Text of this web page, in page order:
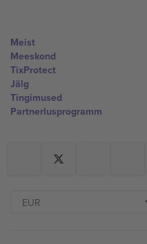
Meist
Meeskond
TixProtect
Jälg
Tingimused
Partnerlusprogramm